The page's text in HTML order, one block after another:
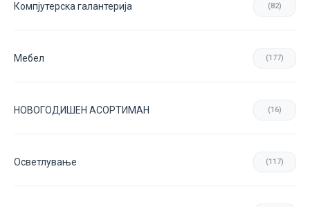
Компјутерска галантерија (82)
Мебел (177)
НОВОГОДИШЕН АСОРТИМАН (16)
Осветлување (117)